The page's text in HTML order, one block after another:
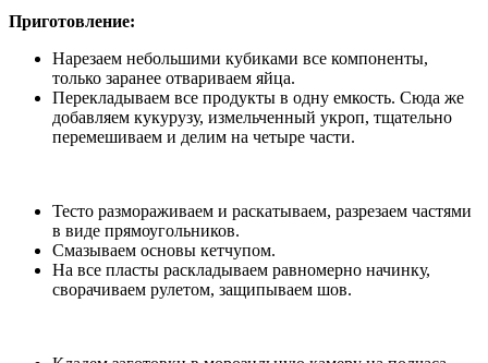
Приготовление:
Нарезаем небольшими кубиками все компоненты,
только заранее отвариваем яйца.
Перекладываем все продукты в одну емкость. Сюда же
добавляем кукурузу, измельченный укроп, тщательно
перемешиваем и делим на четыре части.
Тесто размораживаем и раскатываем, разрезаем частями
в виде прямоугольников.
Смазываем основы кетчупом.
На все пласты раскладываем равномерно начинку,
сворачиваем рулетом, защипываем шов.